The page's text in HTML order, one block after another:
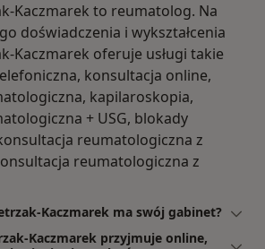
Kaczmarek to reumatolog. Na
doświadczenia i wykształcenia
Kaczmarek oferuje usługi takie
konsultacja online,
kapilaroskopia,
+ USG, blokady
reumatologiczna z
reumatologiczna z
Kaczmarek ma swój gabinet?
Kaczmarek przyjmuje online,